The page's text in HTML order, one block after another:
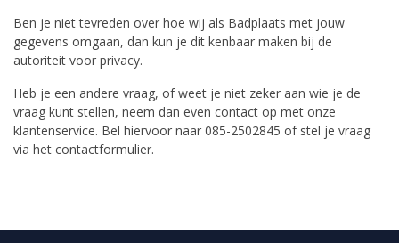
Ben je niet tevreden over hoe wij als Badplaats met jouw
gegevens omgaan, dan kun je dit kenbaar maken bij de
autoriteit voor privacy.
Heb je een andere vraag, of weet je niet zeker aan wie je de
vraag kunt stellen, neem dan even contact op met onze
klantenservice. Bel hiervoor naar 085-2502845 of stel je vraag
via het contactformulier.